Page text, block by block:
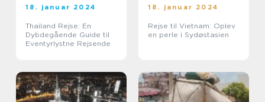
18. januar 2024
Thailand Rejse: En
Dybdegående Guide til
Eventyrlystne Rejsende
18. januar 2024
Rejse til Vietnam: Oplev
en perle i Sydøstasien